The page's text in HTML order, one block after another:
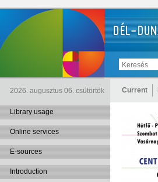
2026. augusztus 06. csütörtök Current
Library usage
Online services
E-sources
Introduction